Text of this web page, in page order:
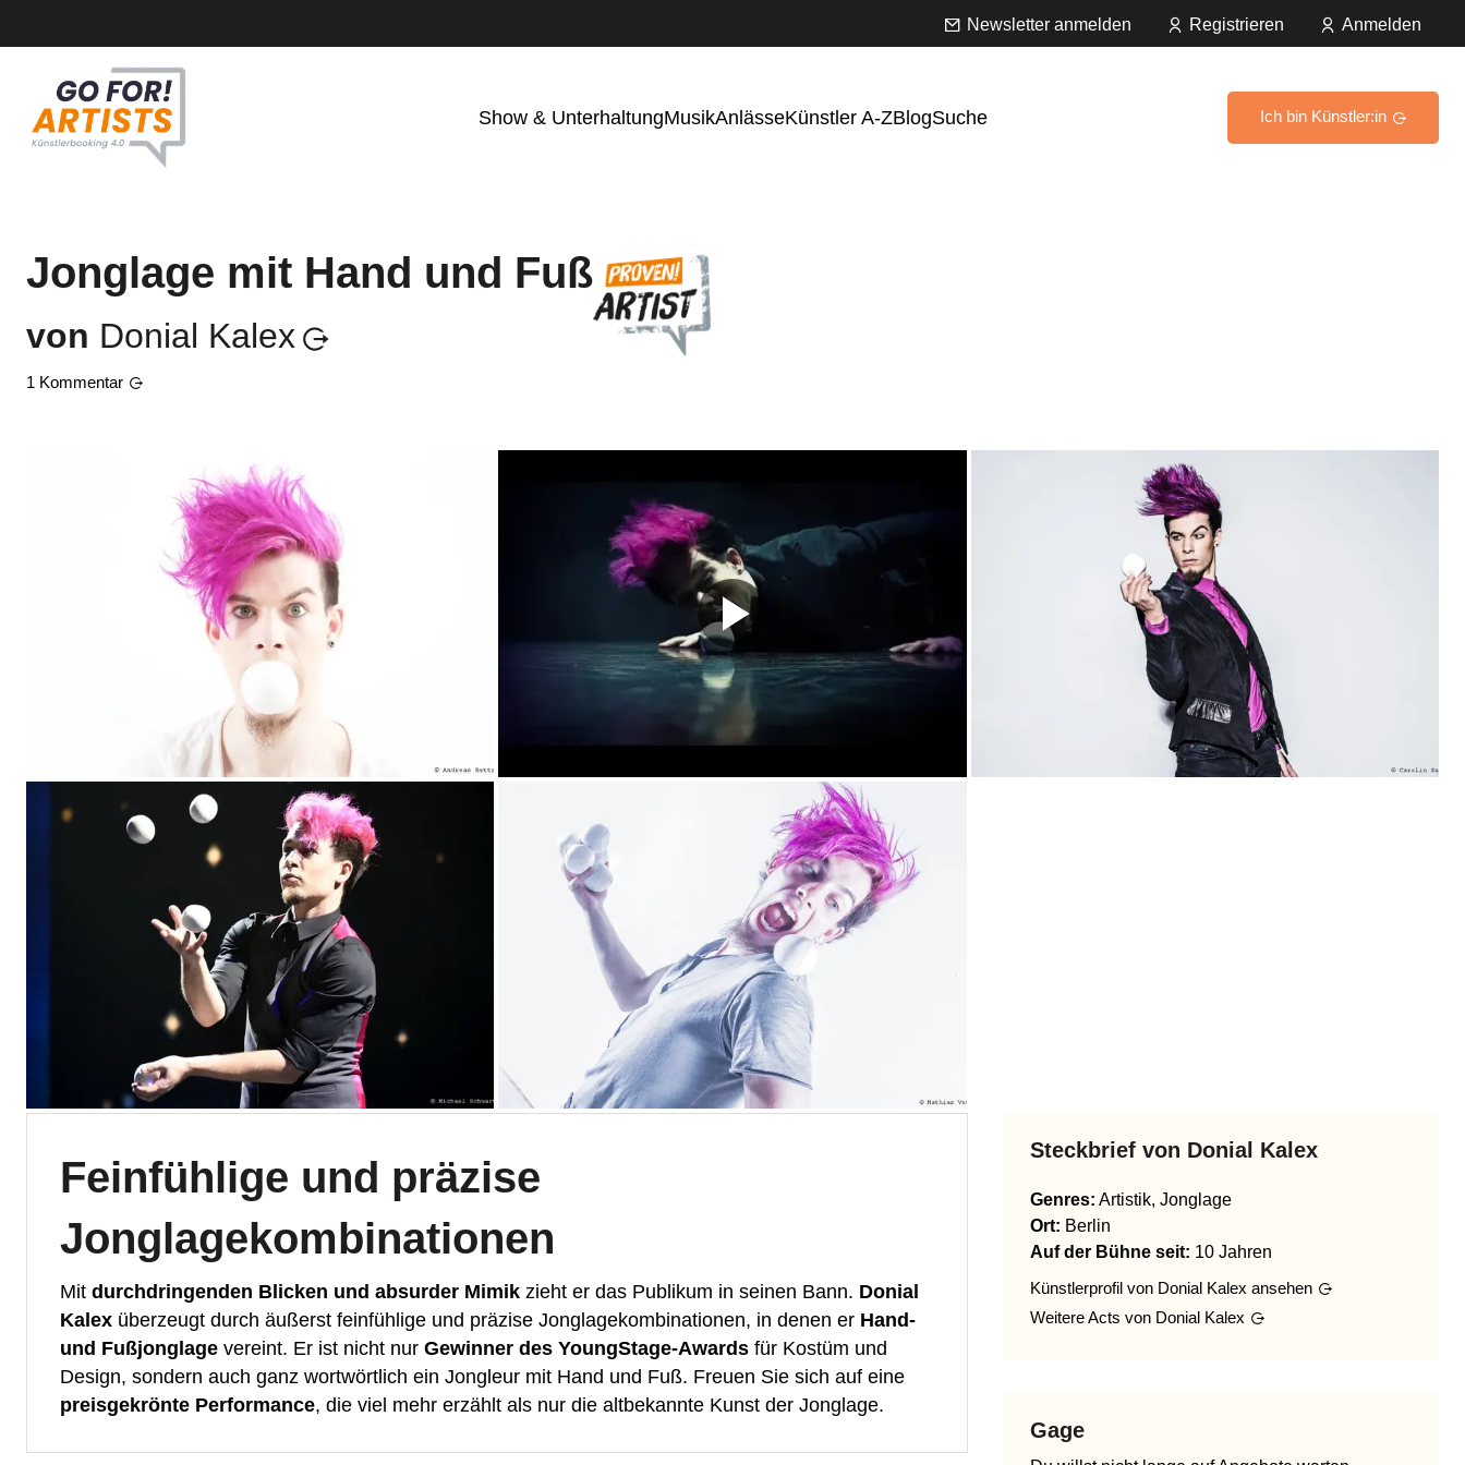
Newsletter anmelden Registrieren Anmelden
Show & UnterhaltungMusikAnlässeKünstler A-ZBlogSuche Ich bin Künstler:in
Jonglage mit Hand und Fuß
von Donial Kalex
1 Kommentar
Feinfühlige und präzise
Jonglagekombinationen
Mit durchdringenden Blicken und absurder Mimik zieht er das Publikum in seinen Bann. Donial
Kalex überzeugt durch äußerst feinfühlige und präzise Jonglagekombinationen, in denen er Hand-
und Fußjonglage vereint. Er ist nicht nur Gewinner des YoungStage-Awards für Kostüm und
Design, sondern auch ganz wortwörtlich ein Jongleur mit Hand und Fuß. Freuen Sie sich auf eine
preisgekrönte Performance, die viel mehr erzählt als nur die altbekannte Kunst der Jonglage.
Steckbrief von Donial Kalex
Genres: Artistik, Jonglage
Ort: Berlin
Auf der Bühne seit: 10 Jahren
Künstlerprofil von Donial Kalex ansehen
Weitere Acts von Donial Kalex
Gage